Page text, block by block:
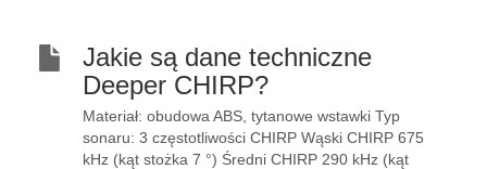
Jakie są dane techniczne
Deeper CHIRP?
Materiał: obudowa ABS, tytanowe wstawki Typ
sonaru: 3 częstotliwości CHIRP Wąski CHIRP 675
kHz (kąt stożka 7 °) Średni CHIRP 290 kHz (kąt